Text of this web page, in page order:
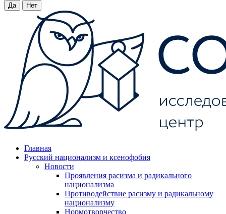
Да Нет
Главная
Русский национализм и ксенофобия
Новости
Проявления расизма и радикального
национализма
Противодействие расизму и радикальному
национализму
Нормотворчество